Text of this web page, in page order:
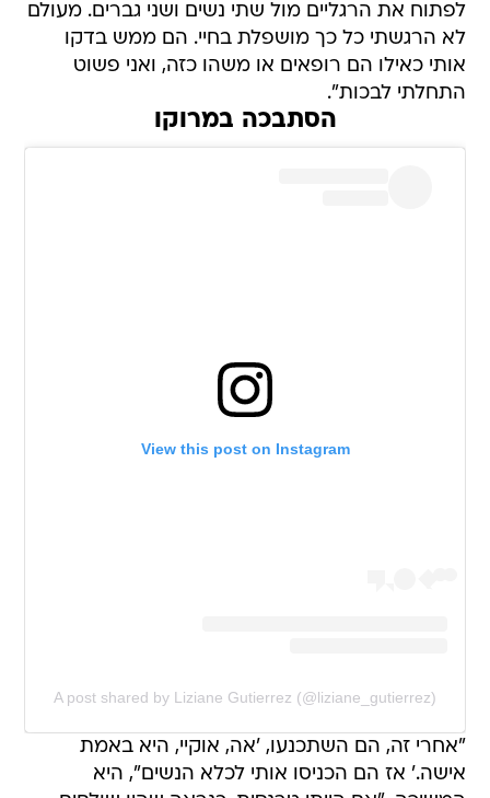
לפתוח את הרגליים מול שתי נשים ושני גברים. מעולם
לא הרגשתי כל כך מושפלת בחיי. הם ממש בדקו
אותי כאילו הם רופאים או משהו כזה, ואני פשוט
התחלתי לבכות".
הסתבכה במרוקו
View this post on Instagram
A post shared by Liziane Gutierrez (@liziane_gutierrez)
"אחרי זה, הם השתכנעו, 'אה, אוקיי, היא באמת
אישה.' אז הם הכניסו אותי לכלא הנשים", היא